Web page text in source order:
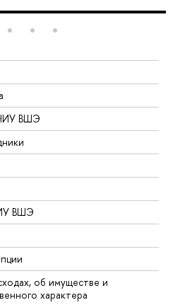
ВШЭ
ВШЭ
об имуществе и
характера